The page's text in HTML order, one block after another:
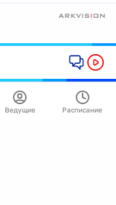
Ведущие Расписание